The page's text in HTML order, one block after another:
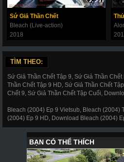
276 277
283 284 285 286
290
297 298 299 300
304 305 306 307
311 312 317 318
329 330 331 332
Sứ Giả Thần Chết
Bleach (Live-action)
2018
TÌM THEO:
Sứ Giả Thần Chết Tập 9, Sứ Giả Thần
Thần Chết Tập 9 HD, Sứ Giả Thần Chết
Chết 9, Sứ Giả Thần Chết Tập Cuối,
Bleach (2004) Ep 9 Vietsub, Bleach (2004)
(2004) Ep 9 HD, Download Bleach (2004)